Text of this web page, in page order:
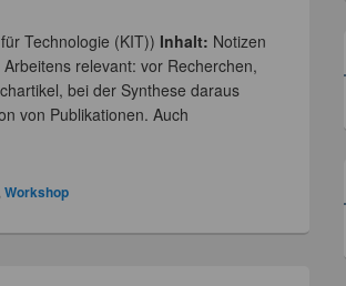
Technologie (KIT)) Inhalt: Notizen
relevant: vor Recherchen,
bei der Synthese daraus
von Publikationen. Auch
,Workshop